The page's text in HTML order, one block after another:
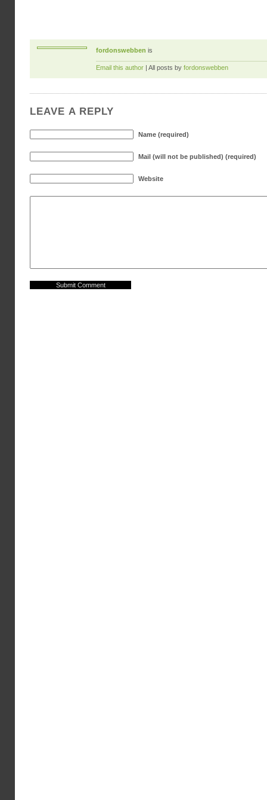
fordonswebben is
Email this author | All posts by fordonswebben
LEAVE A REPLY
Name (required)
Mail (will not be published) (required)
Website